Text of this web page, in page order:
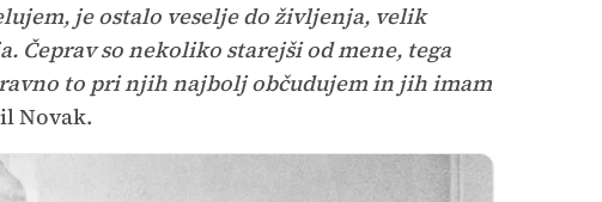
je ostalo veselje do življenja, velik
Čeprav so nekoliko starejši od mene, tega
to pri njih najbolj občudujem in jih imam
Novak.